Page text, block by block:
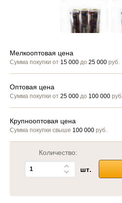
Мелкооптовая цена
Сумма покупки от 15 000 до 25 000 руб.
Оптовая цена
Сумма покупки от 25 000 до 100 000 руб.
Крупнооптовая цена
Сумма покупки свыше 100 000 руб.
Количество:
шт.